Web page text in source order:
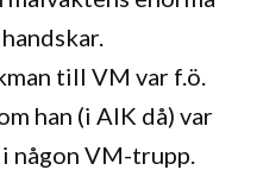
till VM var f.ö.
han (i AIK då) var
någon VM-trupp.